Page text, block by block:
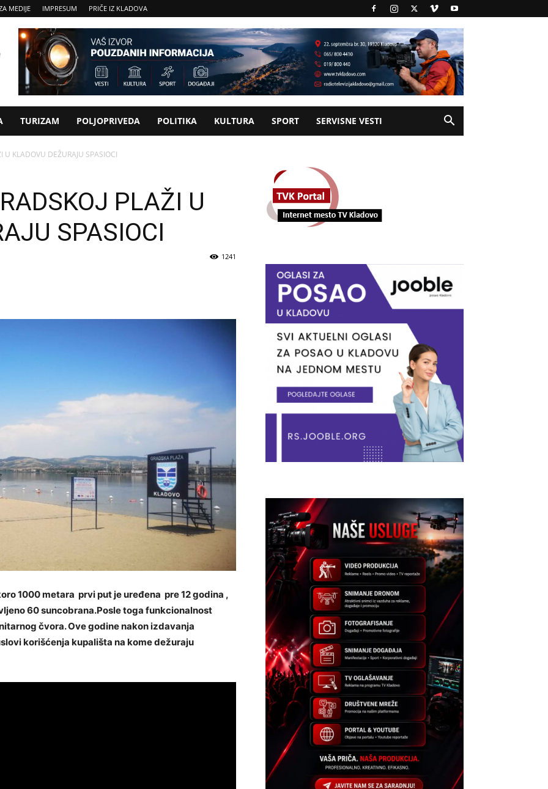
MEDIJE IMPRESUM PRIČE IZ KLADOVA
TURIZAM POLJOPRIVEDA POLITIKA KULTURA SPORT SERVISNE VESTI
U KLADOVU DEŽURAJU SPASIOCI
PLAŽI U
SPASIOCI
1241
1000 metara prvi put je uređena pre 12 godina ,
60 suncobrana.Posle toga funkcionalnost
čvora. Ove godine nakon izdavanja
korišćenja kupališta na kome dežuraju